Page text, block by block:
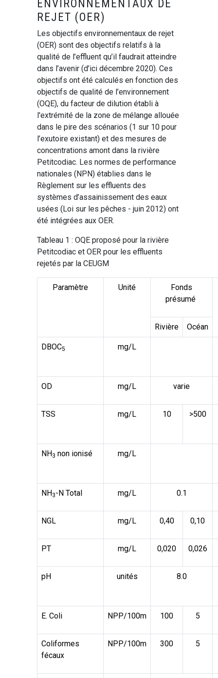
ENVIRONNEMENTAUX DE
REJET (OER)
Les objectifs environnementaux de rejet
(OER) sont des objectifs relatifs à la
qualité de l’effluent qu’il faudrait atteindre
dans l’avenir (d’ici décembre 2020). Ces
objectifs ont été calculés en fonction des
objectifs de qualité de l’environnement
(OQE), du facteur de dilution établi à
l'extrémité de la zone de mélange allouée
dans le pire des scénarios (1 sur 10 pour
l’exutoire existant) et des mesures de
concentrations amont dans la rivière
Petitcodiac. Les normes de performance
nationales (NPN) établies dans le
Règlement sur les effluents des
systèmes d’assainissement des eaux
usées (Loi sur les pêches - juin 2012) ont
été intégrées aux OER.
Tableau 1 : OQE proposé pour la rivière
Petitcodiac et OER pour les effluents
rejetés par la CEUGM
Paramètre Unité
Fonds
présumé
Rivière Océan
DBOC5 mg/L
OD mg/L varie
TSS mg/L 10 >500
NH 3 non ionisé mg/L
NH 3-N Total mg/L 0.1
NGL mg/L 0,40 0,10
PT mg/L 0,020 0,026
pH unités 8.0
E. Coli NPP/100m 100 5
Coliformes
fécaux
NPP/100m 300 5